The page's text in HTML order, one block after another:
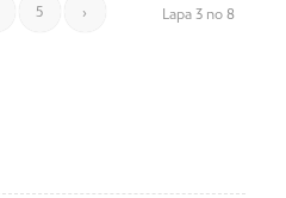
Lapa 3 no 8
5 ›